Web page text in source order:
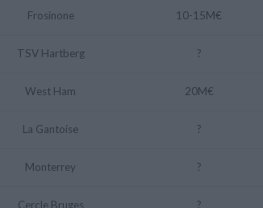
Frosinone 10-15M€
TSV Hartberg ?
West Ham 20M€
La Gantoise ?
Monterrey ?
Cercle Bruges ?